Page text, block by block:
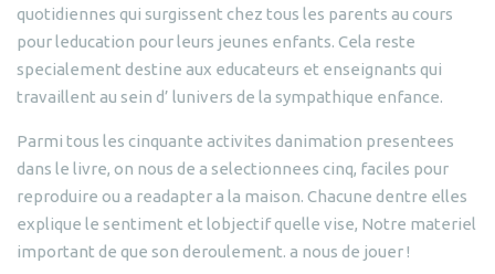
quotidiennes qui surgissent chez tous les parents au cours
pour leducation pour leurs jeunes enfants. Cela reste
specialement destine aux educateurs et enseignants qui
travaillent au sein d’ lunivers de la sympathique enfance.
Parmi tous les cinquante activites danimation presentees
dans le livre, on nous de a selectionnees cinq, faciles pour
reproduire ou a readapter a la maison. Chacune dentre elles
explique le sentiment et lobjectif quelle vise, Notre materiel
important de que son deroulement. a nous de jouer !